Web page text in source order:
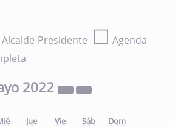
Alcalde-Presidente ☐ Agenda
2022
Jue Vie Sáb Dom